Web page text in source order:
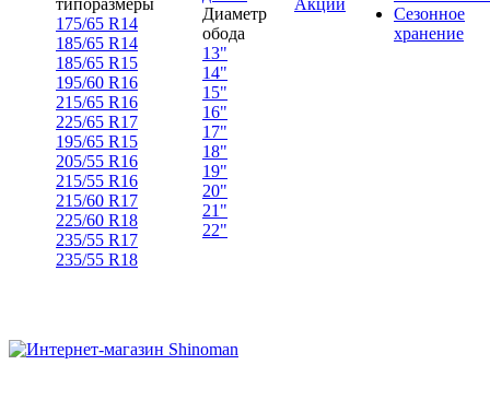
типоразмеры
175/65 R14
185/65 R14
185/65 R15
195/60 R16
215/65 R16
225/65 R17
195/65 R15
205/55 R16
215/55 R16
215/60 R17
225/60 R18
235/55 R17
235/55 R18
Диаметр
обода
13"
14"
15"
16"
17"
18"
19"
20"
21"
22"
Акции
Сезонное
хранение